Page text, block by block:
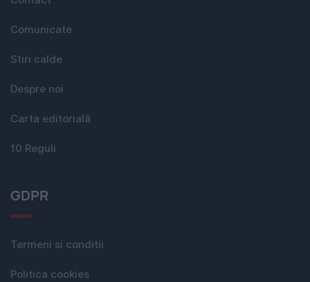
Comunicate
Stiri calde
Despre noi
Carta editorială
10 Reguli
GDPR
Termeni si conditii
Politica cookies